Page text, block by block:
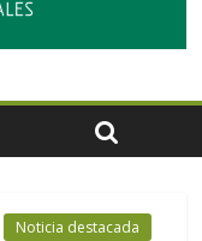
de almendra
las inclemencias
de la PAC de
Noticia destacada